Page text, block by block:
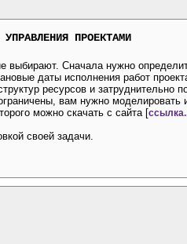
ПРОЕКТАМИ
выбирают. Сначала нужно
даты исполнения работ
ресурсов и затруднительно
вам нужно моделировать
можно скачать с сайта [
своей задачи.